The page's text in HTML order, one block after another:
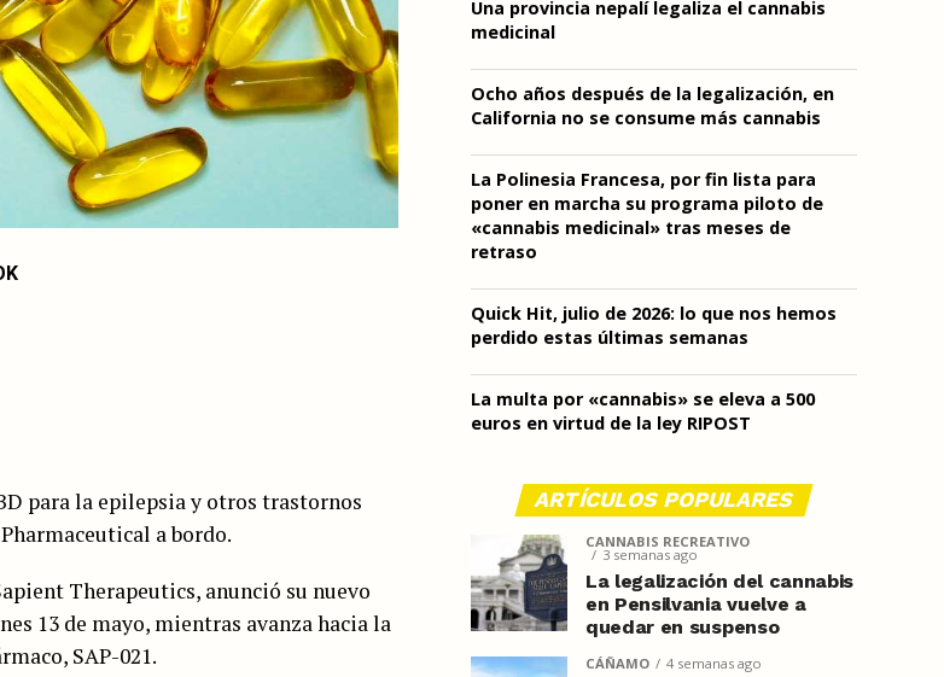
para la epilepsia y otros trastornos
a bordo.
Therapeutics, anunció su nuevo
13 de mayo, mientras avanza hacia la
SAP-021.
Una provincia nepalí legaliza el cannabis
medicinal
Ocho años después de la legalización, en
California no se consume más cannabis
La Polinesia Francesa, por fin lista para
poner en marcha su programa piloto de
«cannabis medicinal» tras meses de
retraso
Quick Hit, julio de 2026: lo que nos hemos
perdido estas últimas semanas
La multa por «cannabis» se eleva a 500
euros en virtud de la ley RIPOST
ARTÍCULOS POPULARES
CANNABIS RECREATIVO
3 semanas ago
La legalización del cannabis
en Pensilvania vuelve a
quedar en suspenso
CÁÑAMO 4 semanas ago